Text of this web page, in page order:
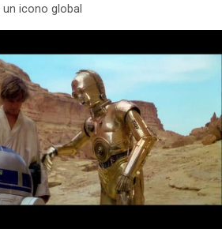
icono global